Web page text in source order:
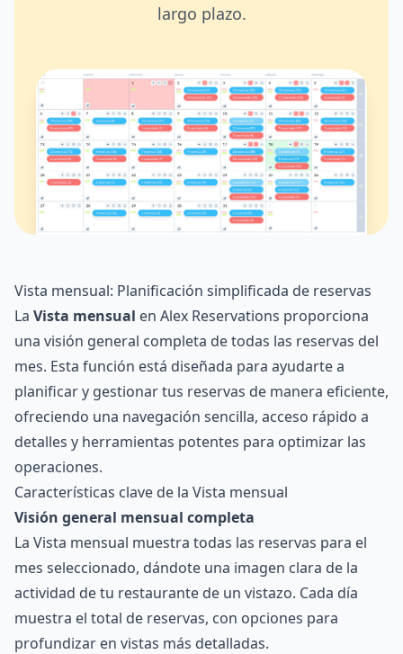
largo plazo.
Vista mensual: Planificación simplificada de reservas
La Vista mensual en Alex Reservations proporciona
una visión general completa de todas las reservas del
mes. Esta función está diseñada para ayudarte a
planificar y gestionar tus reservas de manera eficiente,
ofreciendo una navegación sencilla, acceso rápido a
detalles y herramientas potentes para optimizar las
operaciones.
Características clave de la Vista mensual
Visión general mensual completa
La Vista mensual muestra todas las reservas para el
mes seleccionado, dándote una imagen clara de la
actividad de tu restaurante de un vistazo. Cada día
muestra el total de reservas, con opciones para
profundizar en vistas más detalladas.